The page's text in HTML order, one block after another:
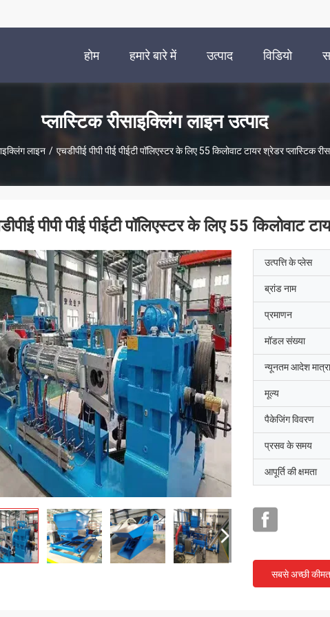
होम हमारे बारे में उत्पाद विडियो
प्लास्टिक रीसाइक्लिंग लाइन उत्पाद
लाइन / एचडीपीई पीपी पीई पीईटी पॉलिएस्टर के लिए 55 किलोवाट टायर श्रेडर प्लास्टिक
पीपी पीई पीईटी पॉलिएस्टर के लिए 55 किलोवाट
उत्पत्ति के प्लेस
ब्रांड नाम
प्रमाणन
मॉडल संख्या
न्यूनतम आदेश मात्रा
मूल्य
पैकेजिंग विवरण
प्रसव के समय
आपूर्ति की क्षमता
सबसे अच्छी कीमत